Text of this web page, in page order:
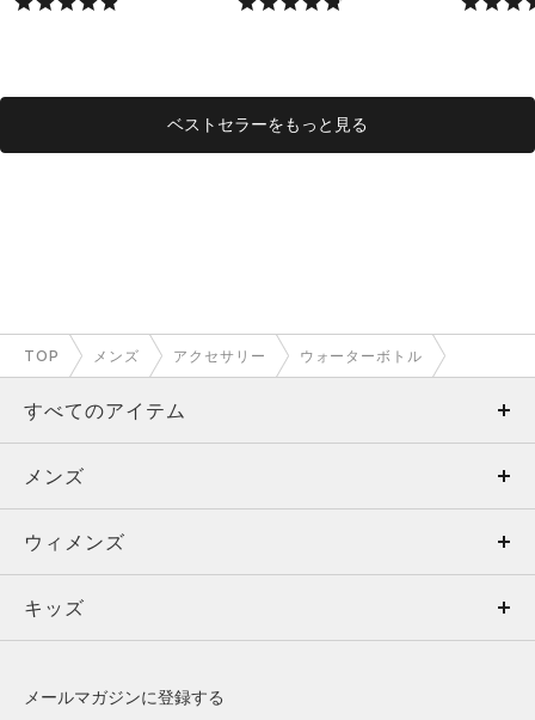
ベストセラーをもっと見る
TOP メンズ アクセサリー ウォーターボトル
すべてのアイテム
メンズ
ウィメンズ
キッズ
メンズ
トップス
ボトムス
ウィメンズ
トップス
キッズ
メールマガジンに登録する